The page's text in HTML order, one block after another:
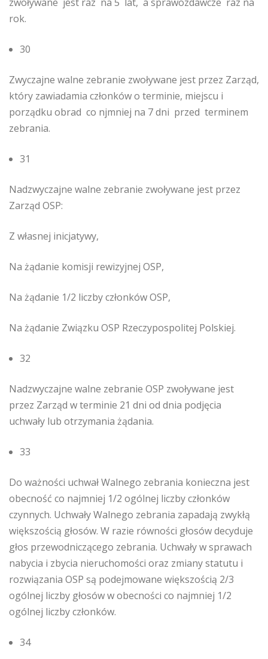
zwoływane jest raz na 5 lat, a sprawozdawcze raz na
rok.
30
Zwyczajne walne zebranie zwoływane jest przez Zarząd,
który zawiadamia członków o terminie, miejscu i
porządku obrad co njmniej na 7 dni przed terminem
zebrania.
31
Nadzwyczajne walne zebranie zwoływane jest przez
Zarząd OSP:
Z własnej inicjatywy,
Na żądanie komisji rewizyjnej OSP,
Na żądanie 1/2 liczby członków OSP,
Na żądanie Związku OSP Rzeczypospolitej Polskiej.
32
Nadzwyczajne walne zebranie OSP zwoływane jest
przez Zarząd w terminie 21 dni od dnia podjęcia
uchwały lub otrzymania żądania.
33
Do ważności uchwał Walnego zebrania konieczna jest
obecność co najmniej 1/2 ogólnej liczby członków
czynnych. Uchwały Walnego zebrania zapadają zwykłą
większością głosów. W razie równości głosów decyduje
głos przewodniczącego zebrania. Uchwały w sprawach
nabycia i zbycia nieruchomości oraz zmiany statutu i
rozwiązania OSP są podejmowane większością 2/3
ogólnej liczby głosów w obecności co najmniej 1/2
ogólnej liczby członków.
34